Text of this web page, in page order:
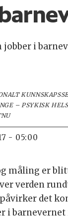
jobber i
– PSYKISK
- 05:00
måling er
verden
det
barnevernet